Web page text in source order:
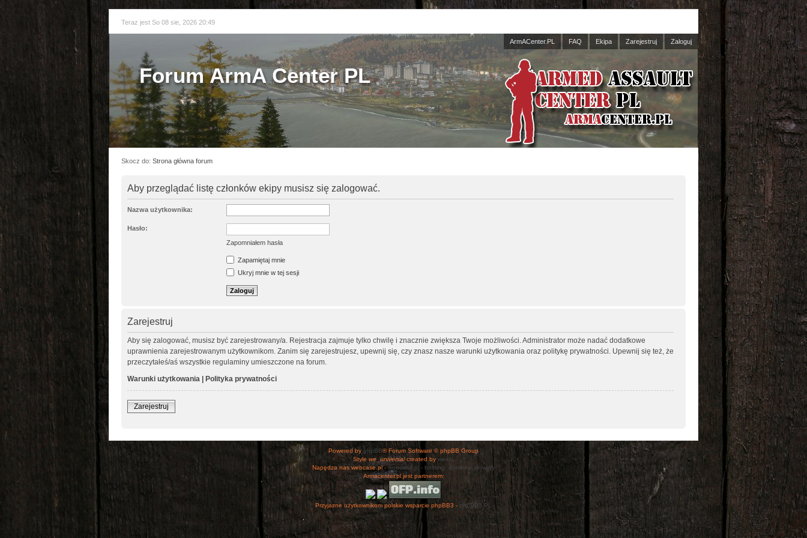
Teraz jest So 08 sie, 2026 20:49
ArmACenter.PL FAQ Ekipa Zarejestruj Zaloguj
Forum ArmA Center PL
Skocz do: Strona główna forum
Aby przeglądać listę członków ekipy musisz się zalogować.
Nazwa użytkownika:
Hasło:
Zapomniałem hasła
Zapamiętaj mnie
Ukryj mnie w tej sesji
Zarejestruj
Aby się zalogować, musisz być zarejestrowany/a. Rejestracja zajmuje tylko chwilę i znacznie zwiększa Twoje możliwości. Administrator może nadać dodatkowe
uprawnienia zarejestrowanym użytkownikom. Zanim się zarejestrujesz, upewnij się, czy znasz nasze warunki użytkowania oraz politykę prywatności. Upewnij się też, że
przeczytałeś/aś wszystkie regulaminy umieszczone na forum.
Warunki użytkowania
Polityka prywatności
Zarejestruj
Powered by phpBB® Forum Software © phpBB Group
Style we_universalcreated by weeb.
Napędza nas webcase.pl -webcase.pl - hosting, domeny, serwery
Armacenter.pl jest partnerem:
Przyjazne użytkownikom polskie wsparcie phpBB3 - phpBB3.PL